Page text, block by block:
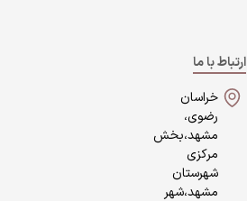
ارتباط با ما
خراسان
رضوی،
مشهد،بخش
مرکزی
شهرستان
مشهد،شهر